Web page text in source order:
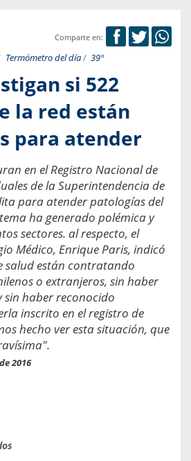
Comparte en:
Termómetro del día/ 39°
si 522
la red están
para atender
en el Registro Nacional de
de la Superintendencia de
para atender patologías del
ha generado polémica y
sectores. al respecto, el
Médico, Enrique Paris, indicó
salud están contratando
o extranjeros, sin haber
haber reconocido
inscrito en el registro de
hecho ver esta situación, que
2016